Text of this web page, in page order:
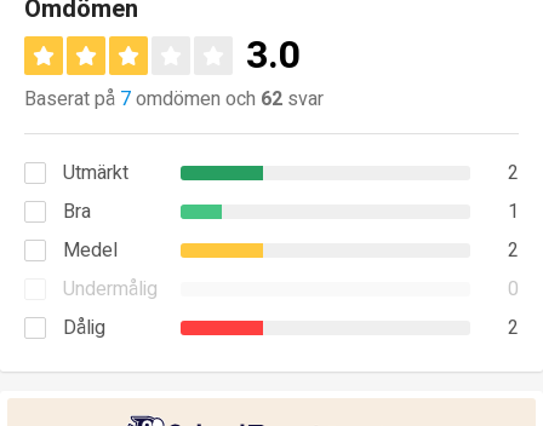
Omdömen
3.0
Baserat på 7omdömen och 62 svar
Utmärkt
2
Bra
1
Medel
2
Undermålig
0
Dålig
2